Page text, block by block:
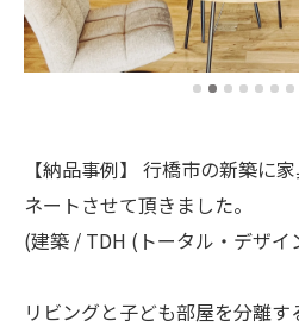
【納品事例】 行橋市の新築に
ネートさせて頂きました。
(建築 / TDH (トータル・デザイ
リビングと子ども部屋を分離す